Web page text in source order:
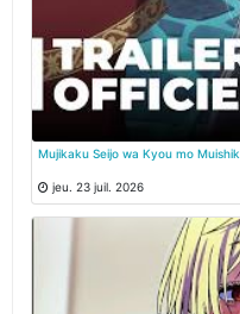
Mujikaku Seijo wa Kyou mo
jeu. 23 juil. 2026